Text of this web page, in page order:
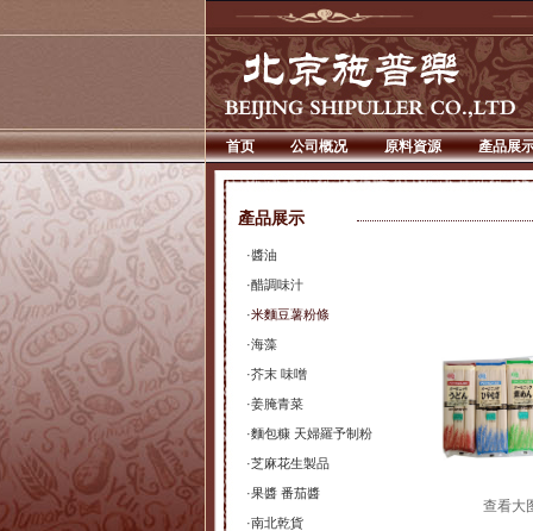
首页 公司概况 原料資源 產品展
產品展示
·醬油
·醋調味汁
·米麵豆薯粉條
·海藻
·芥末 味噌
·姜腌青菜
·麵包糠 天婦羅予制粉
·芝麻花生製品
·果醬 番茄醬
·南北乾貨
查看大